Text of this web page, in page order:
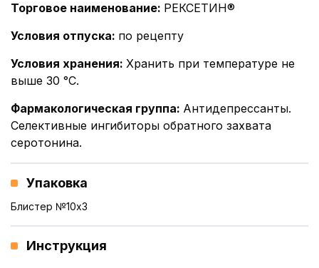
Торговое наименование: РЕКСЕТИН®
Условия отпуска: по рецепту
Условия хранения: Хранить при температуре не
выше 30 °С.
Фармакологическая группа: Антидепрессанты.
Селективные ингибиторы обратного захвата
серотонина.
Упаковка
Блистер №10x3
Инструкция